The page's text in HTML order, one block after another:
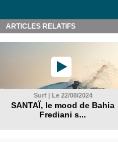
ARTICLES RELATIFS
Surf | Le 22/08/2024
SANTAÏ, le mood de Bahia
Frediani s...